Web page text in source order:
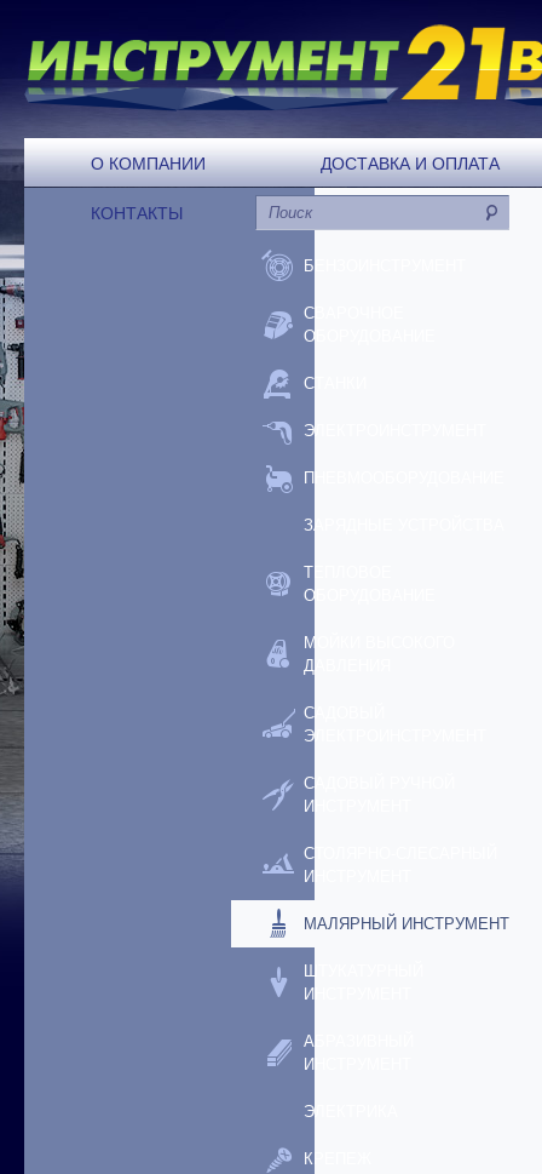
О КОМПАНИИ ДОСТАВКА И ОПЛАТА
КОНТАКТЫ
БЕНЗОИНСТРУМЕНТ
СВАРОЧНОЕ
ОБОРУДОВАНИЕ
СТАНКИ
ЭЛЕКТРОИНСТРУМЕНТ
ПНЕВМООБОРУДОВАНИЕ
ЗАРЯДНЫЕ УСТРОЙСТВА
ТЕПЛОВОЕ
ОБОРУДОВАНИЕ
МОЙКИ ВЫСОКОГО
ДАВЛЕНИЯ
САДОВЫЙ
ЭЛЕКТРОИНСТРУМЕНТ
САДОВЫЙ РУЧНОЙ
ИНСТРУМЕНТ
СТОЛЯРНО-СЛЕСАРНЫЙ
ИНСТРУМЕНТ
МАЛЯРНЫЙ ИНСТРУМЕНТ
ШТУКАТУРНЫЙ
ИНСТРУМЕНТ
АБРАЗИВНЫЙ
ИНСТРУМЕНТ
ЭЛЕКТРИКА
КРЕПЕЖ